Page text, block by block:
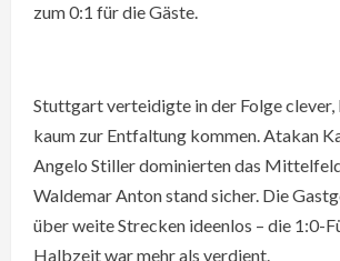
zum 0:1 für die Gäste.
Stuttgart verteidigte in der Folge
kaum zur Entfaltung kommen. Atakan
Angelo Stiller dominierten das
Waldemar Anton stand sicher. Die
über weite Strecken ideenlos – die 1:0-
Halbzeit war mehr als verdient.